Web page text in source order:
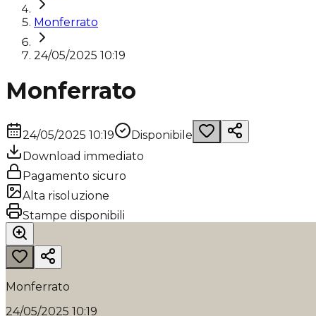
Monferrato
24/05/2025 10:19
Monferrato
24/05/2025 10:19
Disponibile
Download immediato
Pagamento sicuro
Alta risoluzione
Stampe disponibili
Monferrato
24/05/2025 10:19